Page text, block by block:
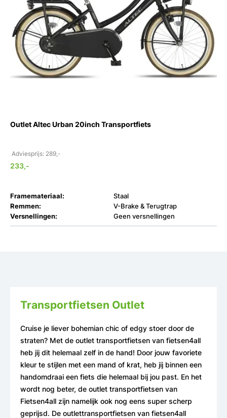
Outlet Altec Urban 20inch Transportfiets
Adviesprijs: 289,-
233,-
Framemateriaal:
Staal
Remmen:
V-Brake & Terugtrap
Versnellingen:
Geen versnellingen
Transportfietsen Outlet
Cruise je liever bohemian chic of edgy stoer door de
straten? Met de outlet transportfietsen van fietsen4all
heb jij dit helemaal zelf in de hand! Door jouw favoriete
kleur te stijlen met een mand of krat, heb jij binnen een
handomdraai een fiets die helemaal bij jou past. En het
wordt nog beter, de outlet transportfietsen van
Fietsen4all zijn namelijk ook nog eens super scherp
geprijsd. De outlettransportfietsen van fietsen4all